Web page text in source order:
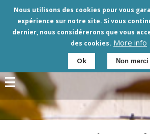
Nous utilisons des cookies pour vous
expérience sur notre site. Si vous
dernier, nous considérerons que vous
des cookies. More info
Ok Non merci
Aller
au
contenu
principal